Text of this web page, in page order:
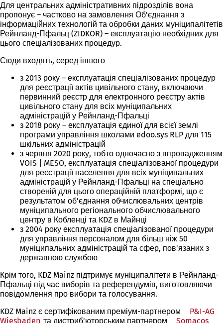
Для центральних адміністративних підрозділів вона
пропонує – частково на замовлення Об'єднання з
інформаційних технологій та обробки даних муніципалітетів
Рейнланд-Пфальц (ZIDKOR) – експлуатацію необхідних для
цього спеціалізованих процедур.
Сюди входять, серед іншого
з 2013 року – експлуатація спеціалізованих процедур
для реєстрації актів цивільного стану, включаючи
первинний реєстр для електронного реєстру актів
цивільного стану для всіх муніципальних
адміністрацій у Рейнланд-Пфальці
з 2018 року – експлуатація єдиної для всієї землі
програми управління школами edoo.sys RLP для 115
шкільних адміністрацій
з червня 2020 року, тобто одночасно з впровадженням
VOIS | MESO, експлуатація спеціалізованої процедури
для реєстрації населення для всіх муніципальних
адміністрацій у Рейнланд-Пфальці на спеціально
створеній для цього операційній платформі, що є
результатом об'єднання обчислювальних центрів
муніципального регіонального обчислювального
центру в Кобленці та KDZ в Майнці
з 2004 року експлуатація спеціалізованої процедури
для управління персоналом для більш ніж 50
муніципальних адміністрацій та сфер, пов'язаних з
державною службою
Крім того, KDZ Mainz підтримує муніципалітети в Рейнланд-
Пфальці під час виборів та референдумів, виготовляючи
повідомлення про вибори та голосування.
KDZ Mainz є сертифікованим преміум-партнером
P&I-AG
Wiesbaden (Відкривається
та дистриб'юторським партнером Somacos